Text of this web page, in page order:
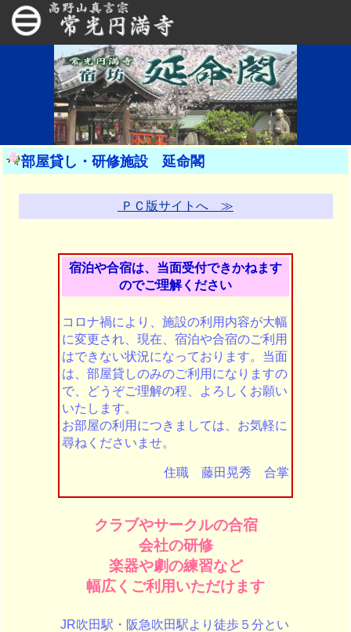
部屋貸し・研修施設 延命閣
ＰＣ版サイトへ ≫
宿泊や合宿は、当面受付できかねます
のでご理解ください
コロナ禍により、施設の利用内容が大幅
に変更され、現在、宿泊や合宿のご利用
はできない状況になっております。当面
は、部屋貸しのみのご利用になりますの
で、どうぞご理解の程、よろしくお願い
いたします。
お部屋の利用につきましては、お気軽に
尋ねくださいませ。
住職 藤田晃秀 合掌
クラブやサークルの合宿
会社の研修
楽器や劇の練習など
幅広くご利用いただけます
JR吹田駅・阪急吹田駅より徒歩５分とい